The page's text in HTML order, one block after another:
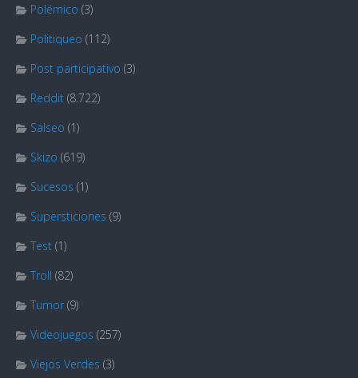
Polémico (3)
Politiqueo (112)
Post participativo (3)
Reddit (8.722)
Salseo (1)
Skizo (619)
Sucesos (1)
Supersticiones (9)
Test (1)
Troll (82)
Tumor (9)
Videojuegos (257)
Viejos Verdes (3)